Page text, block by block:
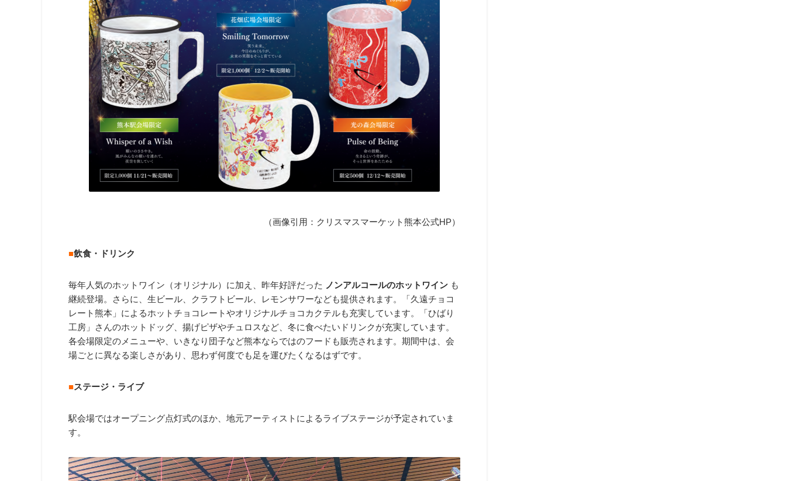
（画像引用：クリスマスマーケット熊本公式HP）
■飲食・ドリンク
毎年人気のホットワイン（オリジナル）に加え、昨年好評だった ノンアルコールのホットワイン も
継続登場。さらに、生ビール、クラフトビール、レモンサワーなども提供されます。「久遠チョコ
レート熊本」によるホットチョコレートやオリジナルチョコカクテルも充実しています。「ひばり
工房」さんのホットドッグ、揚げピザやチュロスなど、冬に食べたいドリンクが充実しています。
各会場限定のメニューや、いきなり団子など熊本ならではのフードも販売されます。期間中は、会
場ごとに異なる楽しさがあり、思わず何度でも足を運びたくなるはずです。
■ステージ・ライブ
駅会場ではオープニング点灯式のほか、地元アーティストによるライブステージが予定されていま
す。